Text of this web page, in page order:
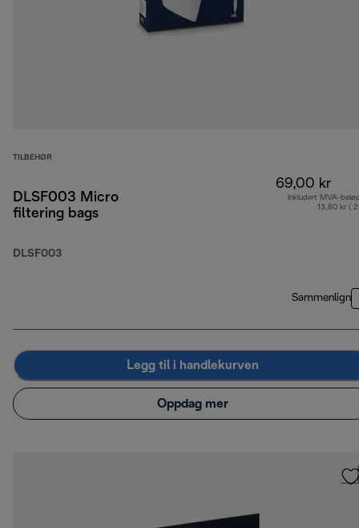
TILBEHØR
DLSF003 Micro
filtering bags
DLSF003
69,00 kr
Inkludert MVA-
13,80 kr (
Sammenlign
Legg til i handlekurven
Oppdag mer